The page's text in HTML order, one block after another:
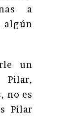
a
algún
un
no es
Pilar